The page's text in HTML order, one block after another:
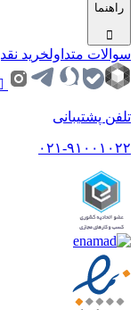
راهنما
سوالات متداولخرید
تلفن پشتیبانی
۰۲۱-۹۱۰۰۱۰۲۲